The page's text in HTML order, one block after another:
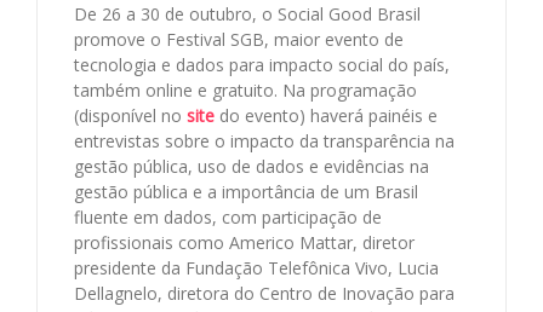
De 26 a 30 de outubro, o Social Good Brasil
promove o Festival SGB, maior evento de
tecnologia e dados para impacto social do país,
também online e gratuito. Na programação
(disponível no site do evento) haverá painéis e
entrevistas sobre o impacto da transparência na
gestão pública, uso de dados e evidências na
gestão pública e a importância de um Brasil
fluente em dados, com participação de
profissionais como Americo Mattar, diretor
presidente da Fundação Telefônica Vivo, Lucia
Dellagnelo, diretora do Centro de Inovação para